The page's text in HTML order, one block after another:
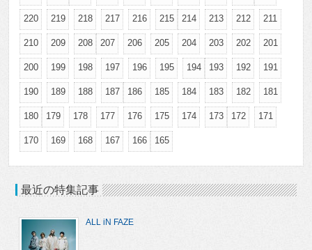
220 219 218 217 216 215 214 213 212 211
210 209 208 207 206 205 204 203 202 201
200 199 198 197 196 195 194 193 192 191
190 189 188 187 186 185 184 183 182 181
180 179 178 177 176 175 174 173 172 171
170 169 168 167 166 165
最近の特集記事
ALL iN FAZE